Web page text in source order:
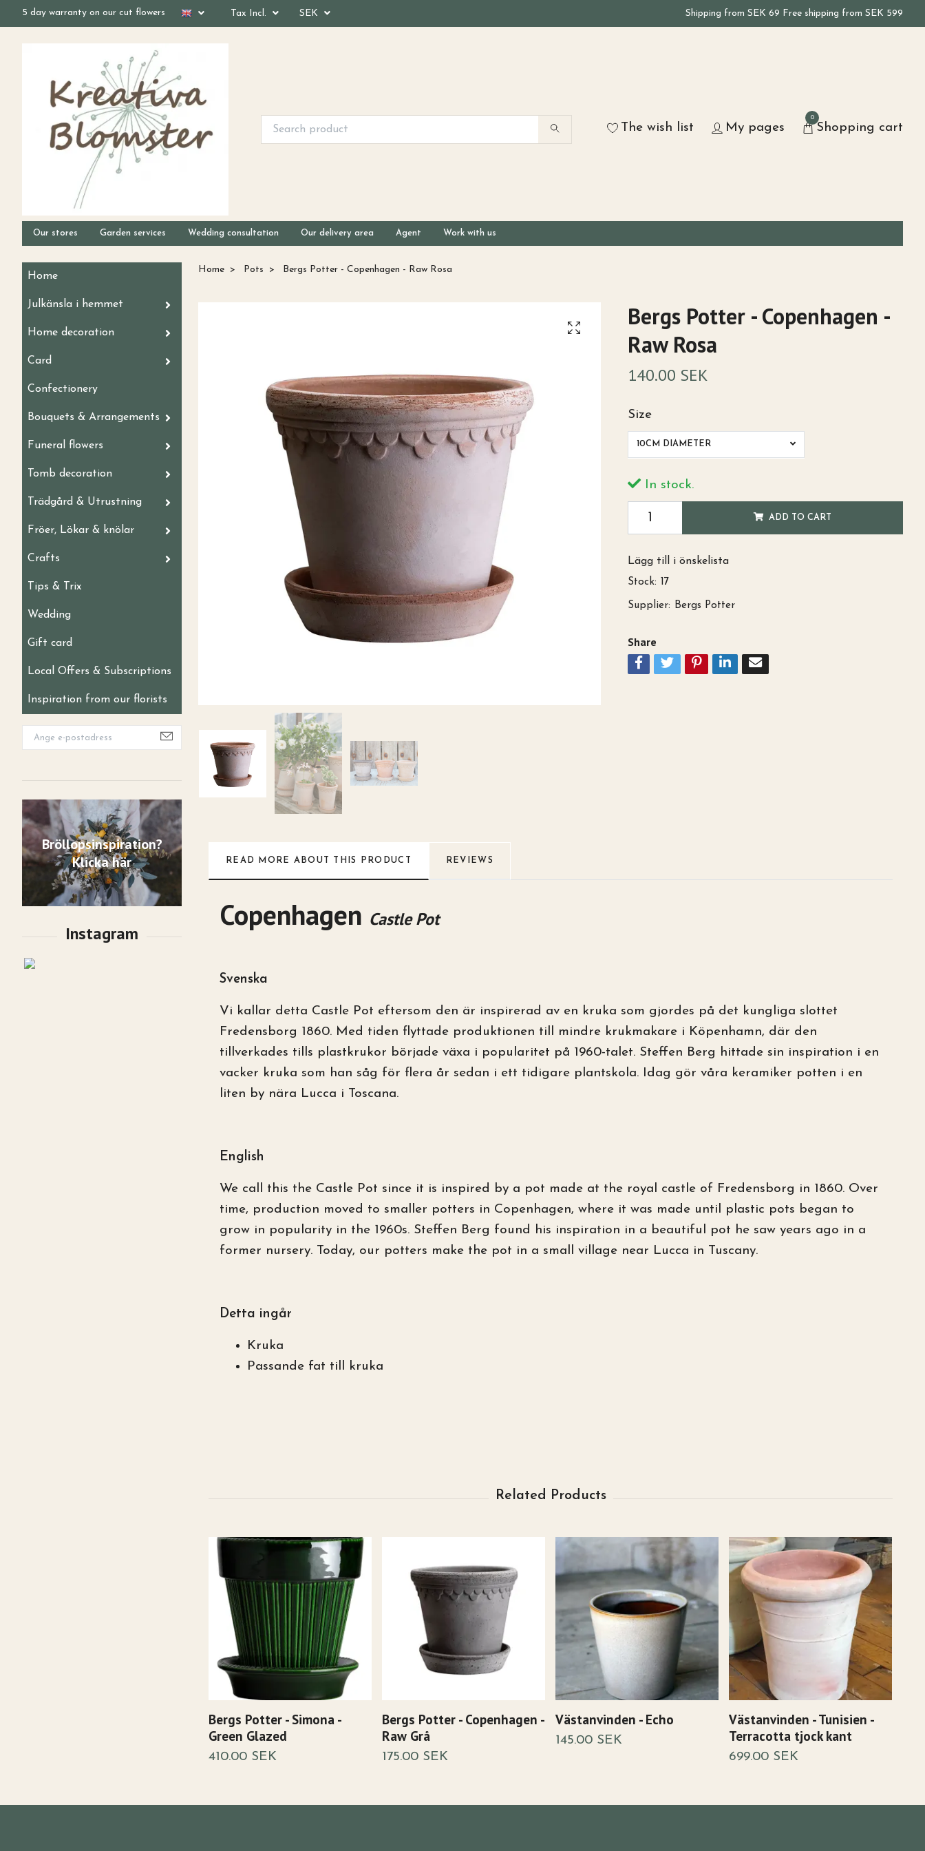
5 day warranty on our cut flowers Tax Incl. SEK Shipping from SEK 69 Free shipping from SEK 599
The wish list My pages
0
Shopping cart
Our stores Garden services Wedding consultation Our delivery area Agent Work with us
Home
Julkänsla i hemmet
Home decoration
Card
Confectionery
Bouquets & Arrangements
Funeral flowers
Tomb decoration
Trädgård & Utrustning
Fröer, Lökar & knölar
Crafts
Tips & Trix
Wedding
Gift card
Local Offers & Subscriptions
Inspiration from our florists
Bröllopsinspiration?
Klicka här
Home Pots Bergs Potter - Copenhagen - Raw Rosa
Bergs Potter - Copenhagen -
Raw Rosa
140.00 SEK
Size
10CM DIAMETER
In stock.
ADD TO CART
Lägg till i önskelista
Stock: 17
Supplier: Bergs Potter
Share
READ MORE ABOUT THIS PRODUCT REVIEWS
Copenhagen Castle Pot
Svenska
Vi kallar detta Castle Pot eftersom den är inspirerad av en kruka som gjordes på det kungliga slottet
Fredensborg 1860. Med tiden flyttade produktionen till mindre krukmakare i Köpenhamn, där den
tillverkades tills plastkrukor började växa i popularitet på 1960-talet. Steffen Berg hittade sin inspiration i en
vacker kruka som han såg för flera år sedan i ett tidigare plantskola. Idag gör våra keramiker potten i en
liten by nära Lucca i Toscana.
English
We call this the Castle Pot since it is inspired by a pot made at the royal castle of Fredensborg in 1860. Over
time, production moved to smaller potters in Copenhagen, where it was made until plastic pots began to
grow in popularity in the 1960s. Steffen Berg found his inspiration in a beautiful pot he saw years ago in a
former nursery. Today, our potters make the pot in a small village near Lucca in Tuscany.
Detta ingår
Kruka
Passande fat till kruka
Bergs Potter - Simona -
Green Glazed
410.00 SEK
Bergs Potter - Copenhagen -
Raw Grå
175.00 SEK
Västanvinden - Echo
145.00 SEK
Västanvinden - Tunisien -
Terracotta tjock kant
699.00 SEK